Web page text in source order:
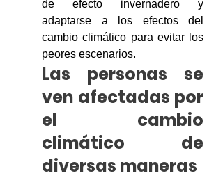
de efecto invernadero y
adaptarse a los efectos del
cambio climático para evitar los
peores escenarios.
Las personas se
ven afectadas por
el cambio
climático de
diversas maneras